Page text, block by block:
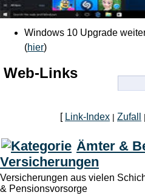
Windows 10 Upgrade
(hier)
Web-Links
[ Link-Index Zufall
Ämter &
Versicherungen
Versicherungen aus vielen
& Pensionsvorsorge